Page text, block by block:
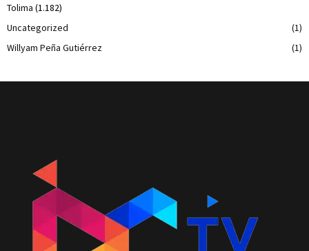
Tolima (1.182)
Uncategorized
(1)
Willyam Peña Gutiérrez
(1)